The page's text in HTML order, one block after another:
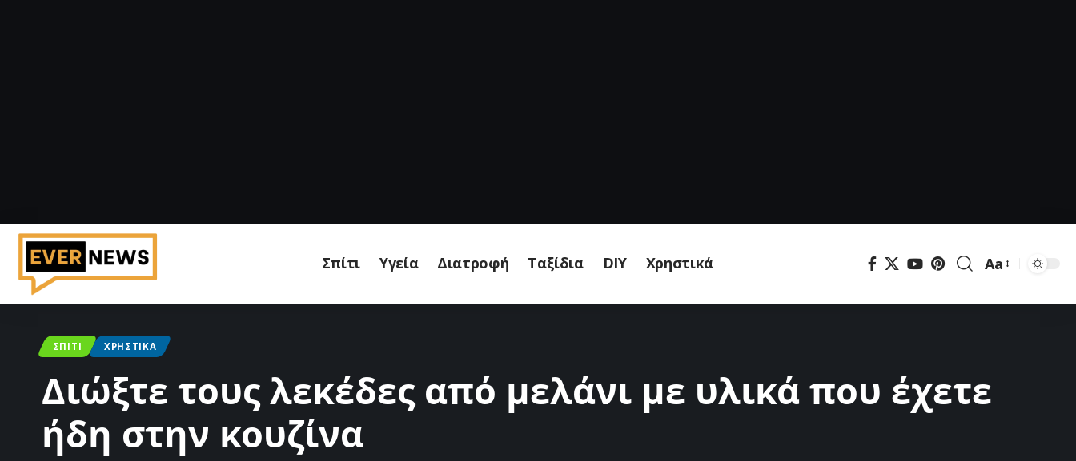
Σπίτι Υγεία Διατροφή Ταξίδια DIY Χρηστικά
Μεγέθυνση
Aa
ΣΠΊΤΙ ΧΡΗΣΤΙΚΆ
Διώξτε τους λεκέδες από μελάνι με υλικά που έχετε
ήδη στην κουζίνα